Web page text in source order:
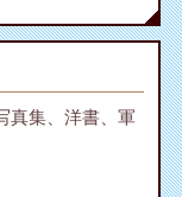
真集、洋書、軍